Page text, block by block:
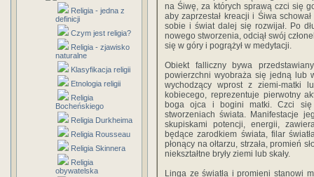
Religia - jedna z
definicji
Czym jest religia?
Religia - zjawisko
naturalne
Klasyfikacja religii
Etnologia religii
Religia
Bocheńskiego
Religia Durkheima
Religia Rousseau
Religia Skinnera
Religia
obywatelska
na Śiwę, za których sprawą czci się
aby zaprzestał kreacji i Śiwa
sobie i świat dalej się rozwijał. Po
nowego stworzenia, odciął swój
się w góry i pogrążył w medytacji.
Obiekt falliczny bywa
powierzchni wyobraża się jedną lub
wychodzący wprost z ziemi-matki
kobiecego, reprezentuje pierwotny
boga ojca i bogini matki. Czci
stworzeniach świata. Manifestacje
skupiskami potencji, energii,
będące zarodkiem świata, filar
płonący na ołtarzu, strzała, promień
niekształtne bryły ziemi lub skały.
Linga ze światła i promieni stanowi